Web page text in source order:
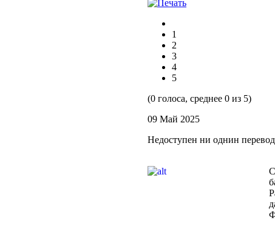
1
2
3
4
5
(0 голоса, среднее 0 из 5)
09 Май 2025
Недоступен ни однин